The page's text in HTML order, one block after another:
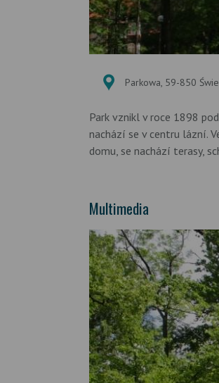
Parkowa, 59-850
Park vznikl v roce 1898
nachází se v centru lázní.
domu, se nachází terasy,
Multimedia